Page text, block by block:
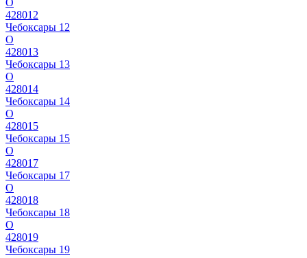
428012
Чебоксары 12
О
428013
Чебоксары 13
О
428014
Чебоксары 14
О
428015
Чебоксары 15
О
428017
Чебоксары 17
О
428018
Чебоксары 18
О
428019
Чебоксары 19